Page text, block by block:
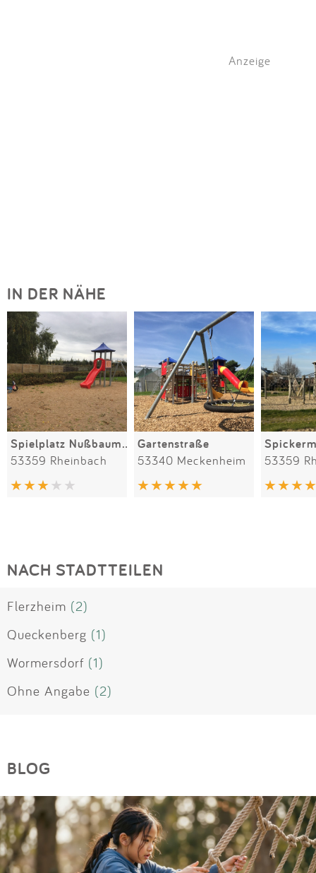
Anzeige
IN DER NÄHE
Spielplatz Nußbaumstraße
53359 Rheinbach
Gartenstraße
53340 Meckenheim 53359
NACH STADTTEILEN
Flerzheim (2)
Queckenberg (1)
Wormersdorf (1)
Ohne Angabe (2)
BLOG